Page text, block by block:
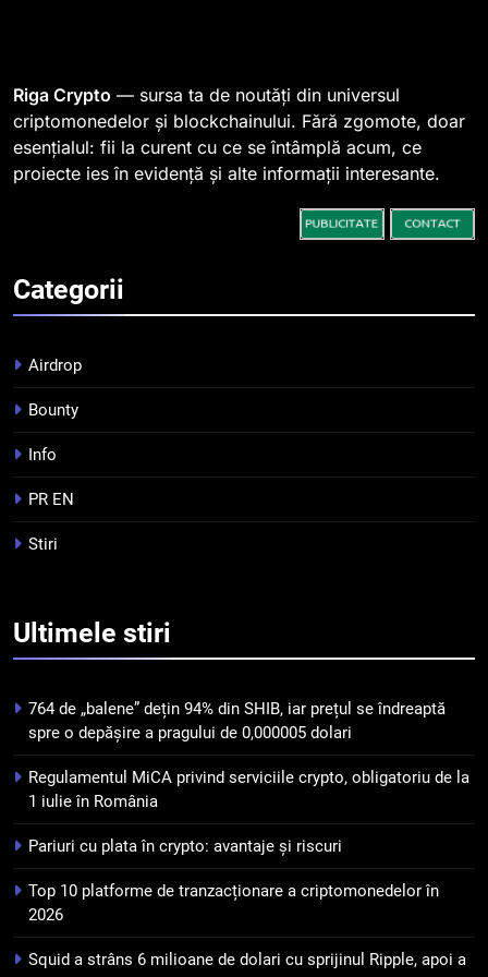
spre o depășire a pragului de
0,000005 dolari
STIRI
2
Regulamentul MiCA privind
serviciile crypto, obligatoriu de
la 1 iulie în România
3
Pariuri cu plata în crypto:
4
criptomonedelor în 2026
INFO
pierdut jumătate din aceștia
puțin de 24 de ore
6
Banii digitali și arhitectura
încrederii: O nouă viziune asupra
7
WhiteBIT și FC Barcelona
pentru a stimula implicarea
STIRI
Riga Crypto — sursa ta de noutăți din universul
criptomonedelor și blockchainului. Fără zgomote, doar
esențialul: fii la curent cu ce se întâmplă acum, ce
proiecte ies în evidență și alte informații interesante.
Categorii
Airdrop
Bounty
Info
PR EN
Stiri
Ultimele stiri
764 de „balene” dețin 94% din SHIB, iar prețul se îndreaptă
spre o depășire a pragului de 0,000005 dolari
Regulamentul MiCA privind serviciile crypto, obligatoriu de la
1 iulie în România
Pariuri cu plata în crypto: avantaje și riscuri
Top 10 platforme de tranzacționare a criptomonedelor în
2026
Squid a strâns 6 milioane de dolari cu sprijinul Ripple, apoi a